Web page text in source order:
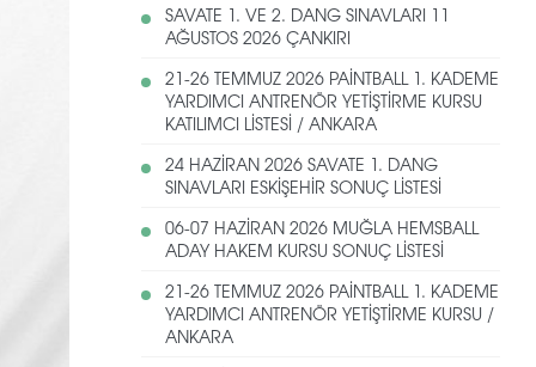
SAVATE 1. VE 2. DANG SINAVLARI 11
AĞUSTOS 2026 ÇANKIRI
21-26 TEMMUZ 2026 PAİNTBALL 1. KADEME
YARDIMCI ANTRENÖR YETİŞTİRME KURSU
KATILIMCI LİSTESİ / ANKARA
24 HAZİRAN 2026 SAVATE 1. DANG
SINAVLARI ESKİŞEHİR SONUÇ LİSTESİ
06-07 HAZİRAN 2026 MUĞLA HEMSBALL
ADAY HAKEM KURSU SONUÇ LİSTESİ
21-26 TEMMUZ 2026 PAİNTBALL 1. KADEME
YARDIMCI ANTRENÖR YETİŞTİRME KURSU /
ANKARA